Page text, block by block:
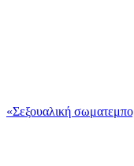
«Σεξουαλική